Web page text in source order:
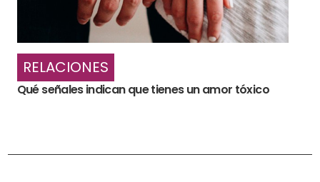
RELACIONES
Qué señales indican que tienes un amor tóxico